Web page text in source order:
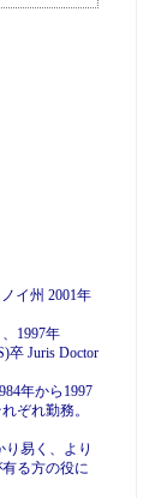
イ州 2001年
1997年
卒 Juris Doctor
年から1997
ぞれ勤務。
り易く、より
る方の役に